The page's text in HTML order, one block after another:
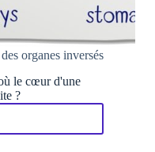
organes inversés
le cœur d'une
?